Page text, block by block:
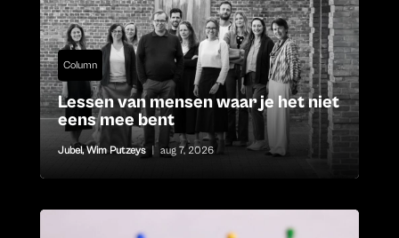
Column
Lessen van mensen waar je het niet
eens mee bent
Jubel,Wim Putzeys | aug 7, 2026